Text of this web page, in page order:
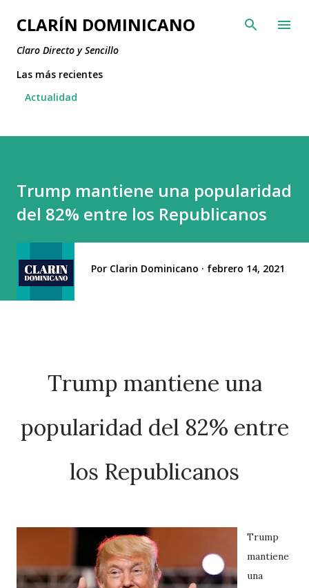
Ir al contenido principal
CLARÍN DOMINICANO
Claro Directo y Sencillo
Las más recientes
Actualidad
Trump mantiene una popularidad
del 82% entre los Republicanos
Por Clarin Dominicano febrero 14, 2021
Trump mantiene una
popularidad del 82% entre
los Republicanos
Trump
mantiene
una